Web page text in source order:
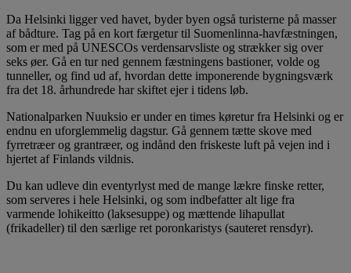
Da Helsinki ligger ved havet, byder byen også turisterne på masser
af bådture. Tag på en kort færgetur til Suomenlinna-havfæstningen,
som er med på UNESCOs verdensarvsliste og strækker sig over
seks øer. Gå en tur ned gennem fæstningens bastioner, volde og
tunneller, og find ud af, hvordan dette imponerende bygningsværk
fra det 18. århundrede har skiftet ejer i tidens løb.
Nationalparken Nuuksio er under en times køretur fra Helsinki og er
endnu en uforglemmelig dagstur. Gå gennem tætte skove med
fyrretræer og grantræer, og indånd den friskeste luft på vejen ind i
hjertet af Finlands vildnis.
Du kan udleve din eventyrlyst med de mange lækre finske retter,
som serveres i hele Helsinki, og som indbefatter alt lige fra
varmende lohikeitto (laksesuppe) og mættende lihapullat
(frikadeller) til den særlige ret poronkaristys (sauteret rensdyr).